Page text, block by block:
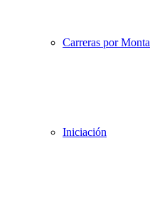
Carreras por
Iniciación